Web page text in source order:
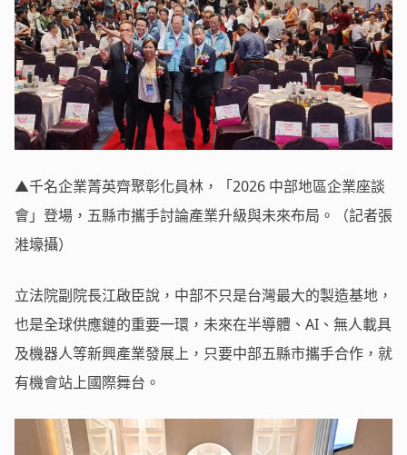
▲千名企業菁英齊聚彰化員林，「2026 中部地區企業座談
會」登場，五縣市攜手討論產業升級與未來布局。（記者張
溎壕攝）
立法院副院長江啟臣說，中部不只是台灣最大的製造基地，
也是全球供應鏈的重要一環，未來在半導體、AI、無人載具
及機器人等新興產業發展上，只要中部五縣市攜手合作，就
有機會站上國際舞台。